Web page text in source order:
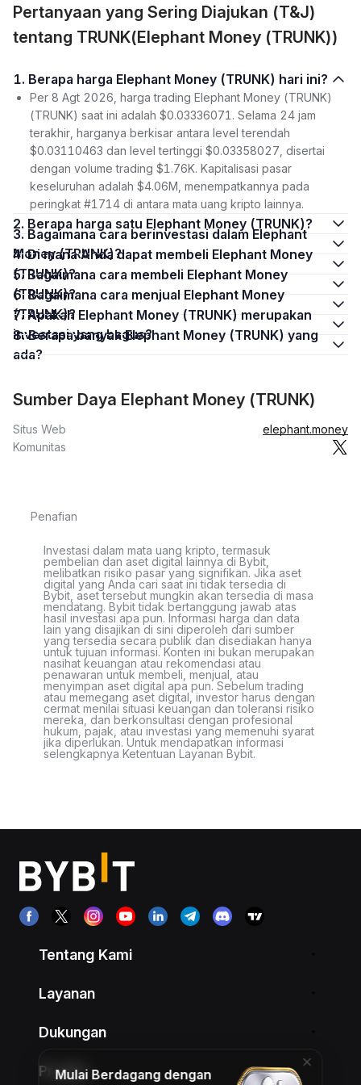
Pertanyaan yang Sering Diajukan (T&J)
tentang TRUNK(Elephant Money (TRUNK))
1. Berapa harga Elephant Money (TRUNK) hari ini?
Per 8 Agt 2026, harga trading Elephant Money (TRUNK)
(TRUNK) saat ini adalah $0.03336071. Selama 24 jam
terakhir, harganya berkisar antara level terendah
$0.03110463 dan level tertinggi $0.03358027, disertai
dengan volume trading $1.76K. Kapitalisasi pasar
keseluruhan adalah $4.06M, menempatkannya pada
peringkat #1714 di antara mata uang kripto lainnya.
2. Berapa harga satu Elephant Money (TRUNK)?
3. Bagaimana cara berinvestasi dalam Elephant
Money (TRUNK)?
4. Di mana Anda dapat membeli Elephant Money
(TRUNK)?
5. Bagaimana cara membeli Elephant Money
(TRUNK)?
6. Bagaimana cara menjual Elephant Money
(TRUNK)?
7. Apakah Elephant Money (TRUNK) merupakan
investasi yang bagus?
8. Berapa banyak Elephant Money (TRUNK) yang
ada?
Sumber Daya Elephant Money (TRUNK)
Situs Web
elephant.money
Komunitas
Penafian
Investasi dalam mata uang kripto, termasuk
pembelian dan aset digital lainnya di Bybit,
melibatkan risiko pasar yang signifikan. Jika aset
digital yang Anda cari saat ini tidak tersedia di
Bybit, aset tersebut mungkin akan tersedia di masa
mendatang. Bybit tidak bertanggung jawab atas
hasil investasi apa pun. Informasi harga dan data
lain yang disajikan di sini diperoleh dari sumber
yang tersedia secara publik dan disediakan hanya
untuk tujuan informasi. Konten ini bukan merupakan
nasihat keuangan atau rekomendasi atau
penawaran untuk membeli, menjual, atau
menyimpan aset digital apa pun. Sebelum trading
atau memegang aset digital, investor harus dengan
cermat menilai situasi keuangan dan toleransi risiko
mereka, dan berkonsultasi dengan profesional
hukum, pajak, atau investasi yang memenuhi syarat
jika diperlukan. Untuk mendapatkan informasi
selengkapnya Ketentuan Layanan Bybit.
Tentang Kami
Layanan
Dukungan
Produk
Mulai Berdagang dengan